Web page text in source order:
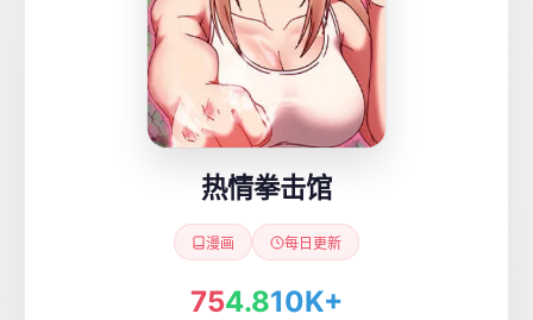
热情拳击馆
漫画 每日更新
754.810K+